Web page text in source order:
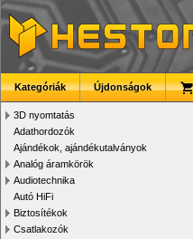
Kategóriák Újdonságok
3D nyomtatás
Adathordozók
Ajándékok, ajándékutalványok
Analóg áramkörök
Audiotechnika
Autó HiFi
Biztosítékok
Csatlakozók